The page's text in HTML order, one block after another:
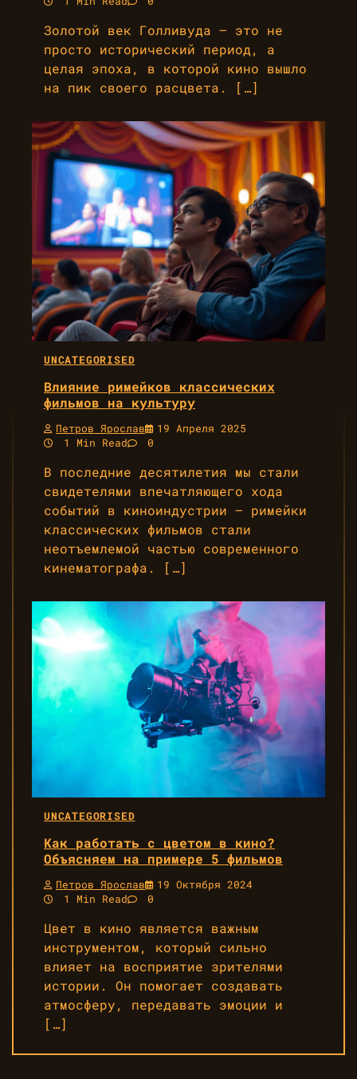
Золотой век Голливуда — это не
просто исторический период, а
целая эпоха, в которой кино вышло
на пик своего расцвета. […]
UNCATEGORISED
Влияние римейков классических
фильмов на культуру
Петров Ярослав
19 Апреля 2025
1 Min Read
0
В последние десятилетия мы стали
свидетелями впечатляющего хода
событий в киноиндустрии – римейки
классических фильмов стали
неотъемлемой частью современного
кинематографа. […]
UNCATEGORISED
Как работать с цветом в кино?
Объясняем на примере 5 фильмов
Петров Ярослав
19 Октября 2024
1 Min Read
0
Цвет в кино является важным
инструментом, который сильно
влияет на восприятие зрителями
истории. Он помогает создавать
атмосферу, передавать эмоции и
[…]